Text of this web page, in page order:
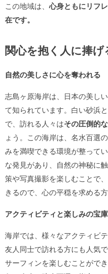
この地域は、心身ともにリフ
在です。
関心を抱く人に捧
自然の美しさに心を奪われる
志島ヶ原海岸は、日本の美し
て知られています。白い砂浜
で、訪れる人々はその圧倒的
ょう。この海岸は、名水百選
みを満喫できる環境が整って
な発見があり、自然の神秘に
策や写真撮影を楽しむことで
きるので、心の平穏を求める
アクティビティと楽しみの宝庫
海岸では、様々なアクティビ
友人同士で訪れる方にも人気
サーフィンを楽しむことがで